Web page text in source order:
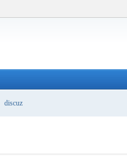
discuz